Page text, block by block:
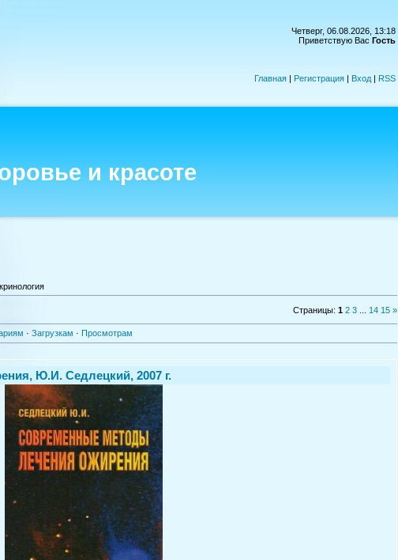
Четверг, 06.08.2026, 13:18
Приветствую Вас Гость
Главная | Регистрация | Вход | RSS
и красоте
Страницы: 1 2 3 14 15 »
· Загрузкам · Просмотрам
Ю.И. Седлецкий, 2007 г.